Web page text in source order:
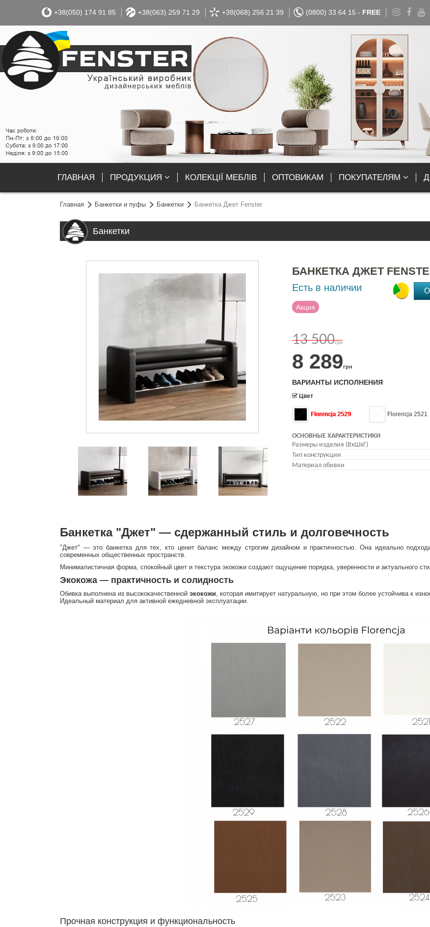
+38(050) 174 91 85 +38(063) 259 71 29 +38(068) 256 21 39 (0800) 33 64 15 - FREE
ГЛАВНАЯ ПРОДУКЦИЯ КОЛЕКЦІЇ МЕБЛІВ ОПТОВИКАМ ПОКУПАТЕЛЯМ
Главная Банкетки и пуфы Банкетки Банкетка Джет Fenster
Банкетки
БАНКЕТКА ДЖЕТ
Есть в наличии
Акция
13 500грн
8 289грн
ВАРИАНТЫ ИСПОЛНЕНИЯ
Цвет
Florencja 2529 Florencja 2521
ОСНОВНЫЕ ХАРАКТЕРИСТИКИ
Размеры изделия (ВхШхГ)
Тип конструкции
Материал обивки
Банкетка "Джет" — сдержанный стиль и долговечность
"Джет" — это банкетка для тех, кто ценит баланс между строгим дизайном и практичностью. Она идеально
современных общественных пространств.
Минималистичная форма, спокойный цвет и текстура экокожи создают ощущение порядка, уверенности и актуального
Экокожа — практичность и солидность
Обивка выполнена из высококачественной экокожи, которая имитирует натуральную, но при этом более устойчива к
Идеальный материал для активной ежедневной эксплуатации.
Прочная конструкция и функциональность